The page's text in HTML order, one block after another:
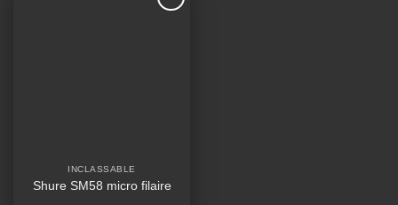
INCLASSABLE
Shure SM58 micro filaire